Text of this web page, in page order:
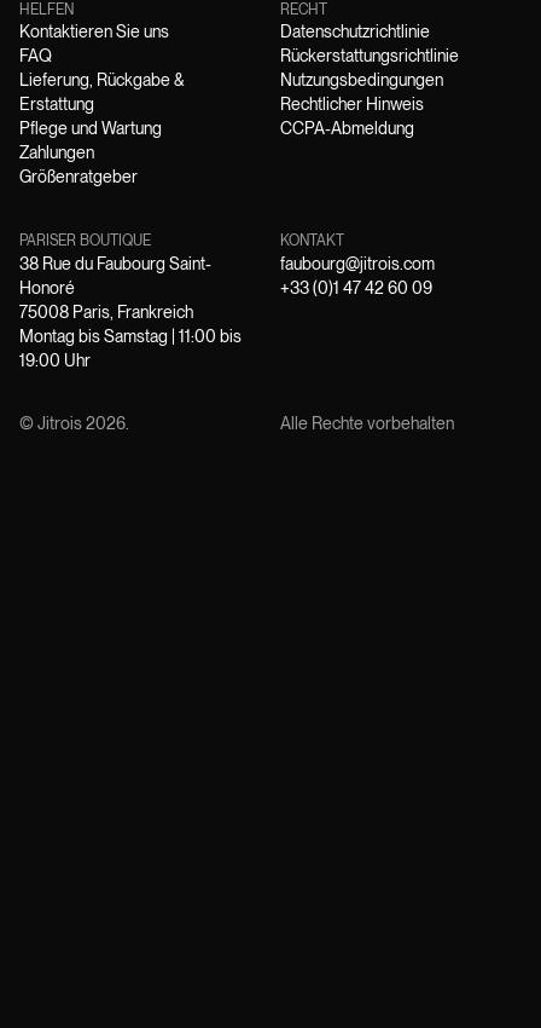
HELFEN
Kontaktieren Sie uns
FAQ
Lieferung, Rückgabe &
Erstattung
Pflege und Wartung
Zahlungen
Größenratgeber
RECHT
Datenschutzrichtlinie
Rückerstattungsrichtlinie
Nutzungsbedingungen
Rechtlicher Hinweis
CCPA-Abmeldung
PARISER BOUTIQUE
38 Rue du Faubourg Saint-
Honoré
75008 Paris, Frankreich
Montag bis Samstag | 11:00 bis
19:00 Uhr
KONTAKT
faubourg@jitrois.com
+33 (0)1 47 42 60 09
© Jitrois2026 Alle Rechte vorbehalten